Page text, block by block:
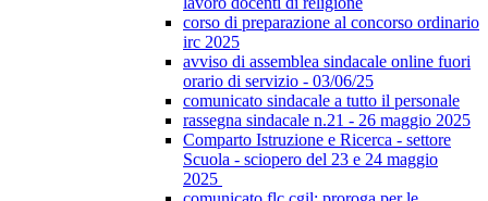
corso di preparazione al concorso ordinario
irc 2025
avviso di assemblea sindacale online fuori
orario di servizio - 03/06/25
comunicato sindacale a tutto il personale
rassegna sindacale n.21 - 26 maggio 2025
Comparto Istruzione e Ricerca - settore
Scuola - sciopero del 23 e 24 maggio
2025